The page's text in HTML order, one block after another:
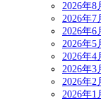
2026年8
2026年7
2026年6
2026年5
2026年4
2026年3
2026年2
2026年1